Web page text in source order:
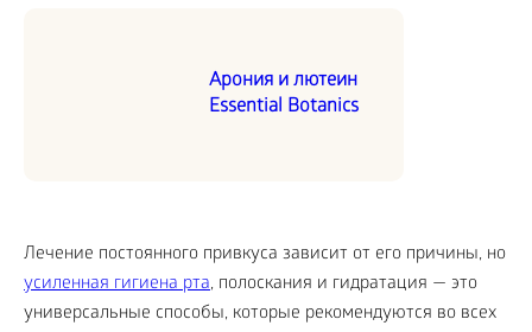
Арония и лютеин
Essential Botanics
Лечение постоянного привкуса зависит от его причины, но
усиленная гигиена рта, полоскания и гидратация — это
универсальные способы, которые рекомендуются во всех